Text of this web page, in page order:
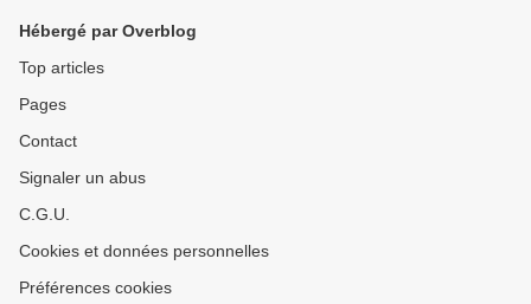
Hébergé par Overblog
Top articles
Pages
Contact
Signaler un abus
C.G.U.
Cookies et données personnelles
Préférences cookies